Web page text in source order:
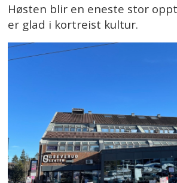
Høsten blir en eneste stor
er glad i kortreist kultur.